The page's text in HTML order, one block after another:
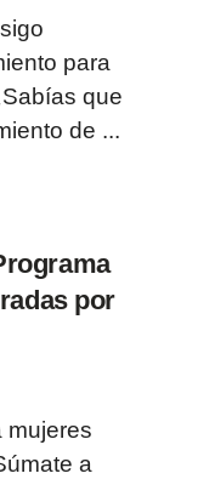
para
que
de ...
por
mujeres
a